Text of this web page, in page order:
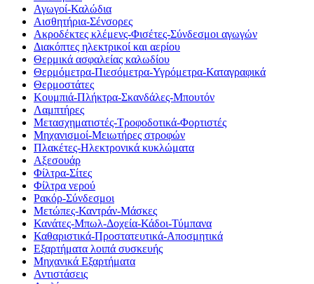
Αγωγοί-Καλώδια
Αισθητήρια-Σένσορες
Ακροδέκτες κλέμενς-Φισέτες-Σύνδεσμοι αγωγών
Διακόπτες ηλεκτρικοί και αερίου
Θερμικά ασφαλείας καλωδίου
Θερμόμετρα-Πιεσόμετρα-Υγρόμετρα-Καταγραφικά
Θερμοστάτες
Κουμπιά-Πλήκτρα-Σκανδάλες-Μπουτόν
Λαμπτήρες
Μετασχηματιστές-Τροφοδοτικά-Φορτιστές
Μηχανισμοί-Μειωτήρες στροφών
Πλακέτες-Ηλεκτρονικά κυκλώματα
Αξεσουάρ
Φίλτρα-Σίτες
Φίλτρα νερού
Ρακόρ-Σύνδεσμοι
Μετώπες-Καντράν-Μάσκες
Κανάτες-Μπωλ-Δοχεία-Κάδοι-Τύμπανα
Καθαριστικά-Προστατευτικά-Αποσμητικά
Εξαρτήματα λοιπά συσκευής
Μηχανικά Εξαρτήματα
Αντιστάσεις